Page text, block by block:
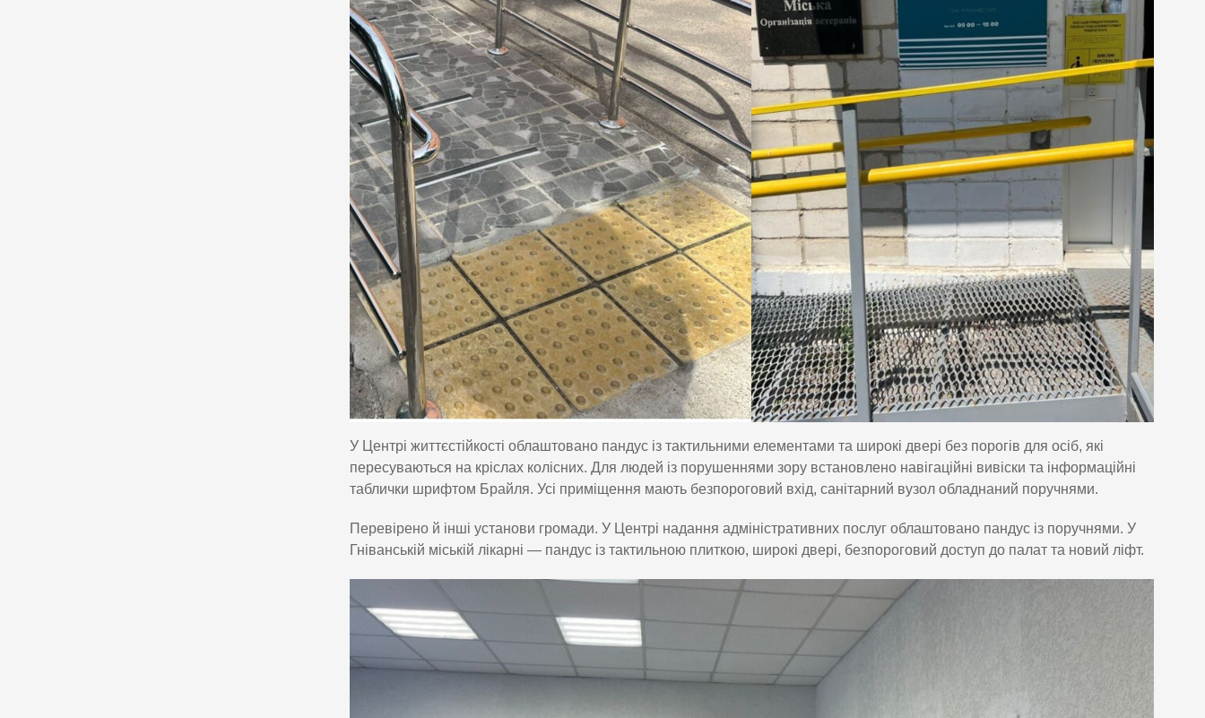
У Центрі життєстійкості облаштовано пандус із тактильними елементами та широкі двері без порогів для осіб, які
пересуваються на кріслах колісних. Для людей із порушеннями зору встановлено навігаційні вивіски та інформаційні
таблички шрифтом Брайля. Усі приміщення мають безпороговий вхід, санітарний вузол обладнаний поручнями.
Перевірено й інші установи громади. У Центрі надання адміністративних послуг облаштовано пандус із поручнями. У
Гніванській міській лікарні — пандус із тактильною плиткою, широкі двері, безпороговий доступ до палат та новий ліфт.